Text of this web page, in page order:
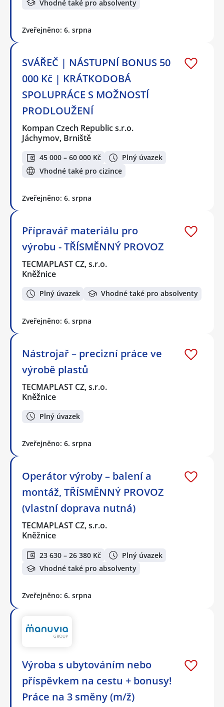
Vhodné také pro absolventy
Zveřejněno: 6. srpna
SVÁŘEČ | NÁSTUPNÍ BONUS 50
000 Kč | KRÁTKODOBÁ
SPOLUPRÁCE S MOŽNOSTÍ
PRODLOUŽENÍ
Kompan Czech Republic s.r.o.
Jáchymov, Brniště
45 000 – 60 000 Kč
Plný úvazek
Vhodné také pro cizince
Zveřejněno: 6. srpna
Přípravář materiálu pro
výrobu - TŘÍSMĚNNÝ PROVOZ
TECMAPLAST CZ, s.r.o.
Kněžnice
Plný úvazek Vhodné také pro absolventy
Zveřejněno: 6. srpna
Nástrojař – precizní práce ve
výrobě plastů
TECMAPLAST CZ, s.r.o.
Kněžnice
Plný úvazek
Zveřejněno: 6. srpna
Operátor výroby – balení a
montáž, TŘÍSMĚNNÝ PROVOZ
(vlastní doprava nutná)
TECMAPLAST CZ, s.r.o.
Kněžnice
23 630 – 26 380 Kč
Plný úvazek
Vhodné také pro absolventy
Zveřejněno: 6. srpna
Výroba s ubytováním nebo
příspěvkem na cestu + bonusy!
Práce na 3 směny (m/ž)